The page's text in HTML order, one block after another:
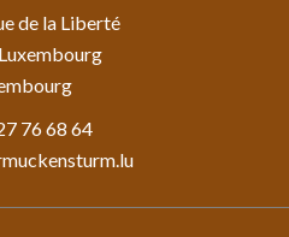
de la Liberté
76 68 64